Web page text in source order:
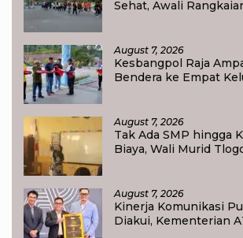
Sehat, Awali
August 7, 2026
Kesbangpol Raja
Bendera ke Empat
August 7, 2026
Tak Ada SMP hingga
Biaya, Wali Murid
August 7, 2026
Kinerja Komunikasi
Diakui, Kementerian